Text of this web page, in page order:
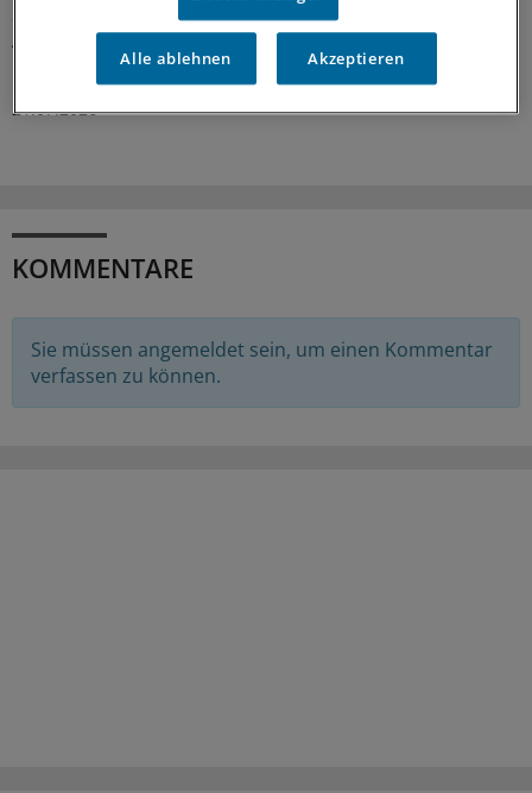
Sicht von hausärztlicher Unterversorgung betroffen.
Andernorts deuten die Zeichen auch vielfach auf
Überversorgung.
21.07.2026
KOMMENTARE
Sie müssen angemeldet sein, um einen Kommentar
verfassen zu können.
Alle ablehnen Akzeptieren